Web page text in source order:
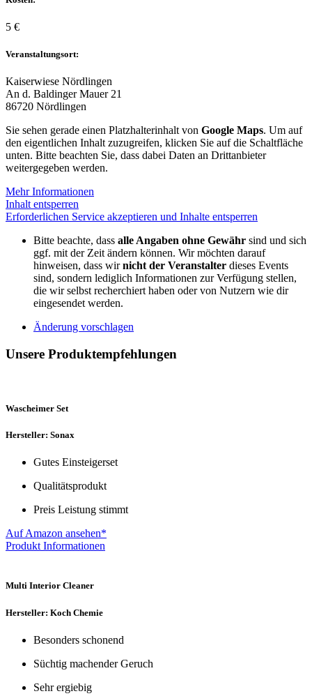
5 €
Veranstaltungsort:
Kaiserwiese Nördlingen
An d. Baldinger Mauer 21
86720 Nördlingen
Sie sehen gerade einen Platzhalterinhalt von Google Maps. Um auf
den eigentlichen Inhalt zuzugreifen, klicken Sie auf die Schaltfläche
unten. Bitte beachten Sie, dass dabei Daten an Drittanbieter
weitergegeben werden.
Mehr Informationen
Inhalt entsperren
Erforderlichen Service akzeptieren und Inhalte entsperren
Bitte beachte, dass alle Angaben ohne Gewähr sind und sich
ggf. mit der Zeit ändern können. Wir möchten darauf
hinweisen, dass wirnicht der Veranstalter dieses Events
sind, sondern lediglich Informationen zur Verfügung stellen,
die wir selbst recherchiert haben oder von Nutzern wie dir
eingesendet werden.
Änderung vorschlagen
Unsere Produktempfehlungen
Wascheimer Set
Hersteller: Sonax
Gutes Einsteigerset
Qualitätsprodukt
Preis Leistung stimmt
Auf Amazon ansehen*
Produkt Informationen
Multi Interior Cleaner
Hersteller: Koch Chemie
Besonders schonend
Süchtig machender Geruch
Sehr ergiebig